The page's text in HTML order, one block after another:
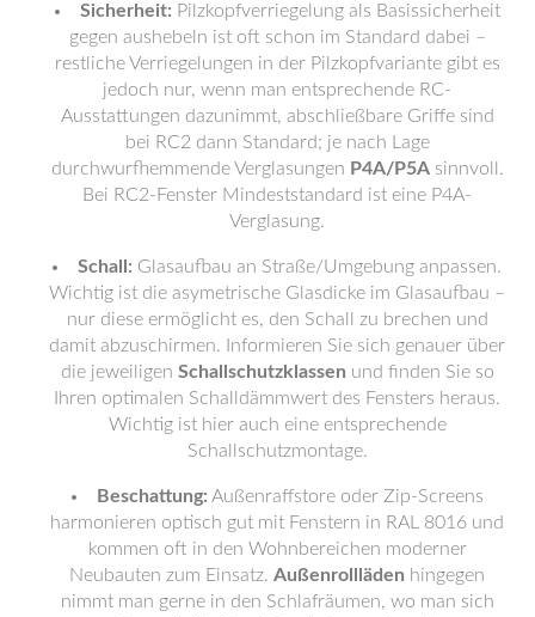
Sicherheit: Pilzkopfverriegelung als Basissicherheit
gegen aushebeln ist oft schon im Standard dabei –
restliche Verriegelungen in der Pilzkopfvariante gibt es
jedoch nur, wenn man entsprechende RC-
Ausstattungen dazunimmt, abschließbare Griffe sind
bei RC2 dann Standard; je nach Lage
durchwurfhemmende Verglasungen P4A/P5Asinnvoll.
Bei RC2-Fenster Mindeststandard ist eine P4A-
Verglasung.
Schall: Glasaufbau an Straße/Umgebung anpassen.
Wichtig ist die asymetrische Glasdicke im Glasaufbau –
nur diese ermöglicht es, den Schall zu brechen und
damit abzuschirmen. Informieren Sie sich genauer über
die jeweiligen Schallschutzklassen und finden Sie so
Ihren optimalen Schalldämmwert des Fensters heraus.
Wichtig ist hier auch eine entsprechende
Schallschutzmontage.
Beschattung: Außenraffstore oder Zip-Screens
harmonieren optisch gut mit Fenstern in RAL 8016 und
kommen oft in den Wohnbereichen moderner
Neubauten zum Einsatz. Außenrollläden hingegen
nimmt man gerne in den Schlafräumen, wo man sich